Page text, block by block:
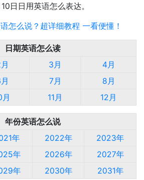
日日用英语怎么表达。
怎么说？超详细教程 一看便懂！
日期英语怎么读
3月
4月
7月
8月
月 11月 12月
年份英语怎么说
年 2022年
2023年
年 2026年
2027年
年 2030年 2031年